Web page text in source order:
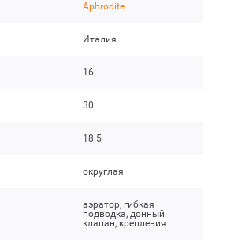
Aphrodite
Италия
16
30
18.5
округлая
аэратор, гибкая
подводка, донный
клапан, крепления